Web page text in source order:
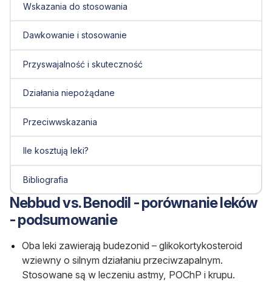
Wskazania do stosowania
Dawkowanie i stosowanie
Przyswajalność i skuteczność
Działania niepożądane
Przeciwwskazania
Ile kosztują leki?
Bibliografia
Nebbud vs. Benodil - porównanie leków
- podsumowanie
Oba leki zawierają budezonid – glikokortykosteroid
wziewny o silnym działaniu przeciwzapalnym.
Stosowane są w leczeniu astmy, POChP i krupu.